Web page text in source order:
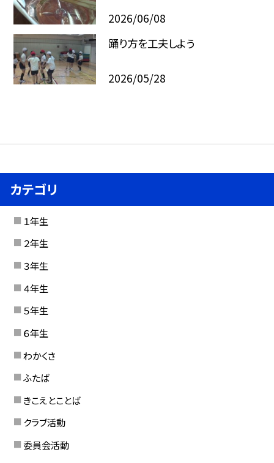
2026/06/08
踊り方を工夫しよう
2026/05/28
カテゴリ
１年生
２年生
３年生
４年生
５年生
６年生
わかくさ
ふたば
きこえとことば
クラブ活動
委員会活動